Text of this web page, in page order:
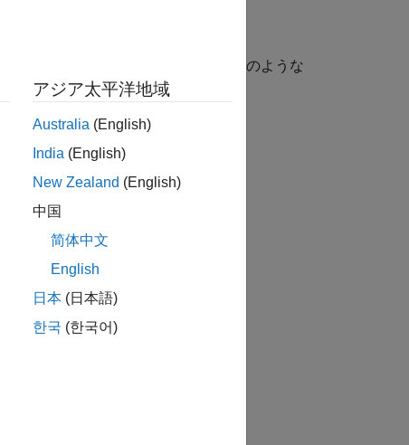
成がサポートされていますが、以下のような
アジア太平洋地域
Australia (English)
India (English)
New Zealand (English)
中国
简体中文
English
日本 (日本語)
한국 (한국어)